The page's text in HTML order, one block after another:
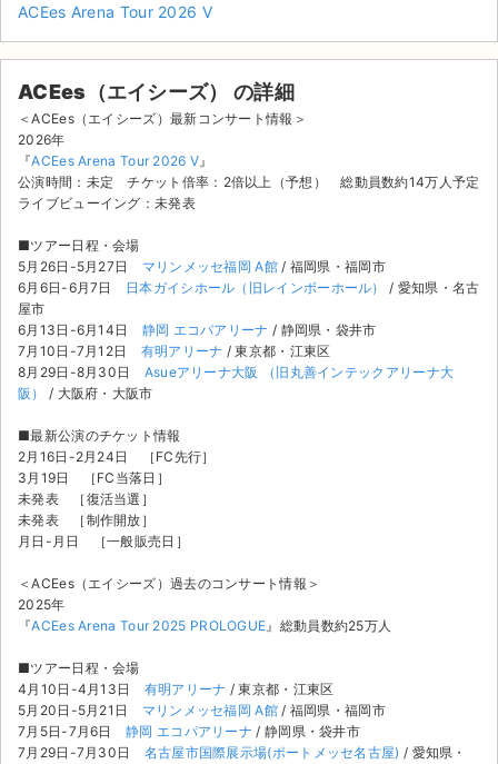
よくある質問
お知らせ
サイト情報
チケットジャム運営会社
チケットジャム利用規約
特定商取引法に基づく表記
公演登録依頼
ACEes Arena Tour 2026 V
ACEes（エイシーズ） の詳細
＜ACEes（エイシーズ）最新コンサート情報＞
2026年
『ACEes Arena Tour 2026 V』
公演時間：未定 チケット倍率：2倍以上（予想） 総動員数約14万人予定
ライブビューイング：未発表
■ツアー日程・会場
5月26日-5月27日 マリンメッセ福岡 A館/ 福岡県・福岡市
6月6日-6月7日
日本ガイシホール（旧レインボーホール）
/ 愛知県・名古
屋市
6月13日-6月14日 静岡 エコパアリーナ / 静岡県・袋井市
7月10日-7月12日 有明アリーナ / 東京都・江東区
8月29日-8月30日 Asueアリーナ大阪 （旧丸善インテックアリーナ大
阪）
/ 大阪府・大阪市
■最新公演のチケット情報
2月16日-2月24日 ［FC先行］
3月19日 ［FC当落日］
未発表 ［復活当選］
未発表 ［制作開放］
月日-月日 ［一般販売日］
＜ACEes（エイシーズ）過去のコンサート情報＞
2025年
『ACEes Arena Tour 2025 PROLOGUE』総動員数約25万人
■ツアー日程・会場
4月10日-4月13日 有明アリーナ / 東京都・江東区
5月20日-5月21日 マリンメッセ福岡 A館/ 福岡県・福岡市
7月5日-7月6日静岡 エコパアリーナ / 静岡県・袋井市
7月29日-7月30日 名古屋市国際展示場(ポートメッセ名古屋) / 愛知県・